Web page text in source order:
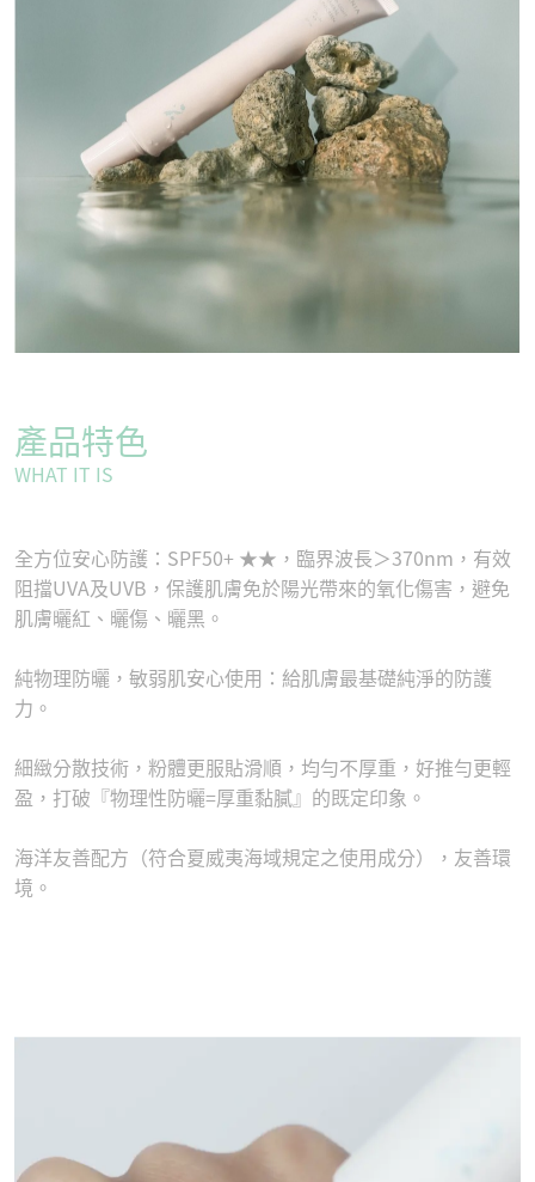
產品特色
WHAT IT IS
全方位安心防護：SPF50+ ★★，臨界波長＞370nm，有效
阻擋UVA及UVB，保護肌膚免於陽光帶來的氧化傷害，避免
肌膚曬紅、曬傷、曬黑。
純物理防曬，敏弱肌安心使用：給肌膚最基礎純淨的防護
力。
細緻分散技術，粉體更服貼滑順，均勻不厚重，好推勻更輕
盈，打破『物理性防曬=厚重黏膩』的既定印象。
海洋友善配方（符合夏威夷海域規定之使用成分），友善環
境。